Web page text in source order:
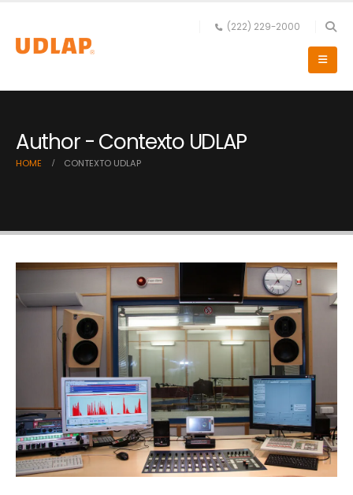
(222) 229-2000
Author - Contexto UDLAP
HOME CONTEXTO UDLAP